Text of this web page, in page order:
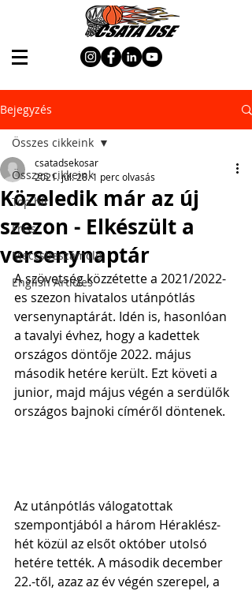
Bejegyzés
Összes cikkeink
Top hír
Friss
Meccsbeszámoló
English Articles
Összes cikkeink
Közeledik már az új
szezon - Elkészült a
versenynaptár
csatadsekosar
2021. júl. 28.1 perc olvasás
A szövetség közzétette a 2021/2022-
es szezon hivatalos utánpótlás
versenynaptárát. Idén is, hasonlóan
a tavalyi évhez, hogy a kadettek
országos döntője 2022. május
második hetére került. Ezt követi a
junior, majd május végén a serdülők
országos bajnoki címéről döntenek.
Az utánpótlás válogatottak
szempontjából a három Héraklész-
hét közül az elsőt október utolsó
hetére tették. A második december
22.-től, azaz az év végén szerepel, a